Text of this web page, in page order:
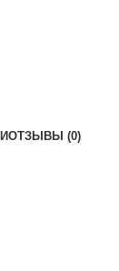
ОТЗЫВЫ (0)